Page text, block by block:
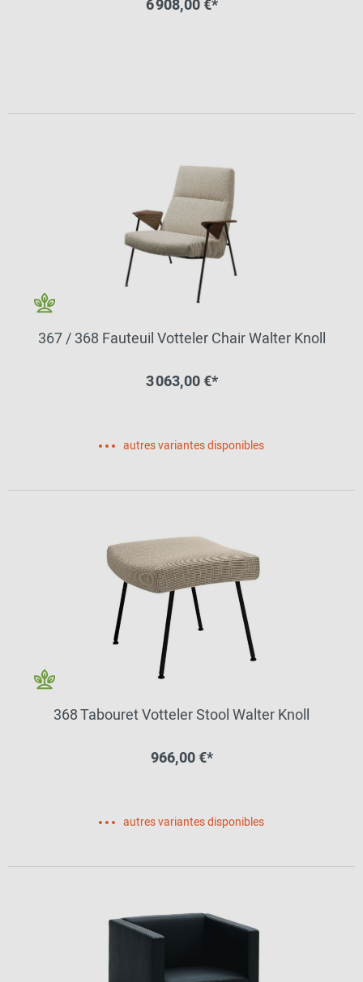
6 908,00 €*
367 / 368 Fauteuil Votteler Chair Walter Knoll
3 063,00 €*
autres variantes disponibles
368 Tabouret Votteler Stool Walter Knoll
966,00 €*
autres variantes disponibles